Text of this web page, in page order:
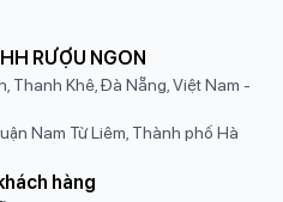
RƯỢU NGON
Thanh Khê, Đà Nẵng, Việt Nam -
Nam Từ Liêm, Thành phố Hà
hàng